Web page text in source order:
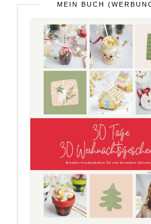
MEIN BUCH